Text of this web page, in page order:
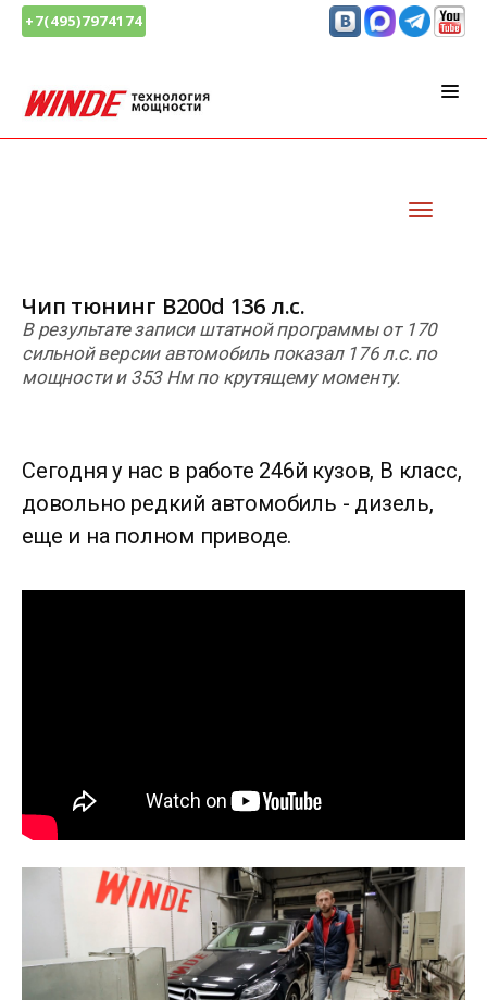
+7(495)7974174
Чип тюнинг B200d 136 л.с.
В результате записи штатной программы от 170
сильной версии автомобиль показал 176 л.с. по
мощности и 353 Нм по крутящему моменту.
Сегодня у нас в работе 246й кузов, B класс,
довольно редкий автомобиль - дизель,
еще и на полном приводе.